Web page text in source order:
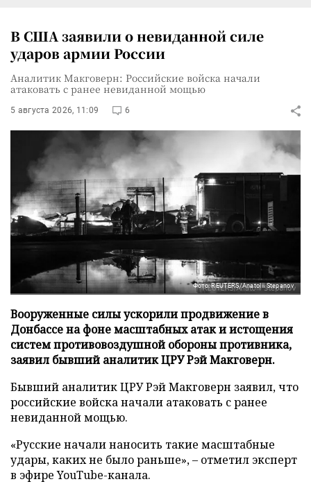
В США заявили о невиданной силе
ударов армии России
Аналитик Макговерн: Российские войска начали
атаковать с ранее невиданной мощью
5 августа 2026, 11:09 6
Фото: REUTERS/Anatolii Stepanov
Вооруженные силы ускорили продвижение в
Донбассе на фоне масштабных атак и истощения
систем противовоздушной обороны противника,
заявил бывший аналитик ЦРУ Рэй Макговерн.
Бывший аналитик ЦРУ Рэй Макговерн заявил, что
российские войска начали атаковать с ранее
невиданной мощью.
«Русские начали наносить такие масштабные
удары, каких не было раньше», – отметил эксперт
в эфире YouTube-канала.